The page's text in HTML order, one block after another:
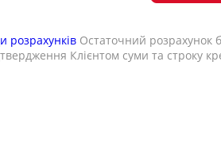
розрахунків Остаточний розрахунок
Клієнтом суми та строку